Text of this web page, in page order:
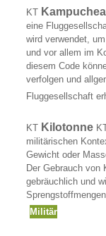
KT
eine
wird verwendet,
und vor allem im
diesem Code
verfolgen und
Fluggesellschaft
KT Kilotonne
militärischen
Gewicht oder
Der Gebrauch von
gebräuchlich und
Militär